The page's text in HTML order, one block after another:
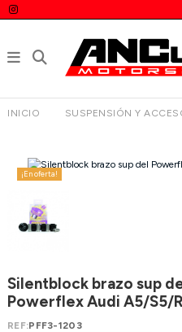
INICIO SUSPENSIÓN Y
¡En oferta!
Silentblock brazo sup
Powerflex Audi A5/S5/
REF:PFF3-1203